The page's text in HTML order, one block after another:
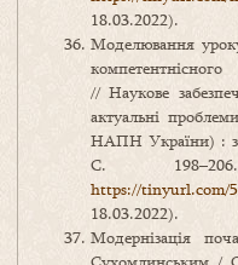
18.03.2022).
Моделювання
// Наукове
актуальні
НАПН України) :
С.
https://tinyurl.com/
18.03.2022).
Модернізація